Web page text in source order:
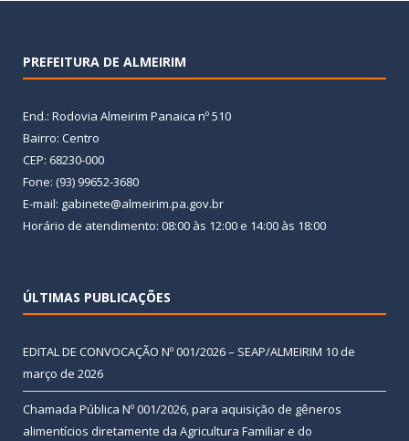
PREFEITURA DE ALMEIRIM
End.: Rodovia Almeirim Panaica nº 510
Bairro: Centro
CEP: 68230-000
Fone: (93) 99652-3680
E-mail: gabinete@almeirim.pa.gov.br
Horário de atendimento: 08:00 às 12:00 e 14:00 às 18:00
ÚLTIMAS PUBLICAÇÕES
EDITAL DE CONVOCAÇÃO Nº 001/2026 – SEAP/ALMEIRIM 10 de
março de 2026
Chamada Pública Nº 001/2026, para aquisição de gêneros
alimentícios diretamente da Agricultura Familiar e do